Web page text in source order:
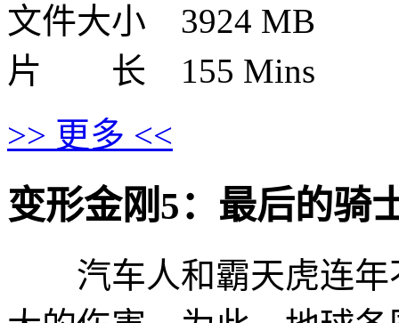
文件大小 3924 MB
片 长 155 Mins
>> 更多 <<
变形金刚5：最后的骑士
汽车人和霸天虎连年